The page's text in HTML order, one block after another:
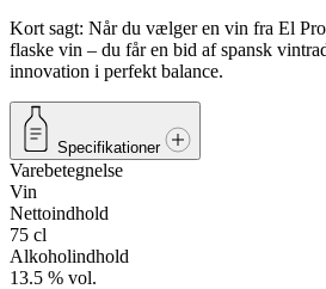
Kort sagt: Når du vælger en vin fra El
flaske vin – du får en bid af spansk
innovation i perfekt balance.
Specifikationer
Varebetegnelse
Vin
Nettoindhold
75 cl
Alkoholindhold
13.5 % vol.